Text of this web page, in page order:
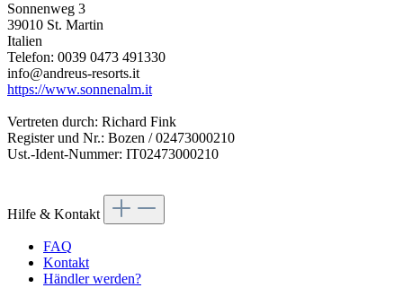
Sonnenweg 3
39010 St. Martin
Italien
Telefon: 0039 0473 491330
info@andreus-resorts.it
https://www.sonnenalm.it
Vertreten durch: Richard Fink
Register und Nr.: Bozen / 02473000210
Ust.-Ident-Nummer: IT02473000210
Hilfe & Kontakt
FAQ
Kontakt
Händler werden?